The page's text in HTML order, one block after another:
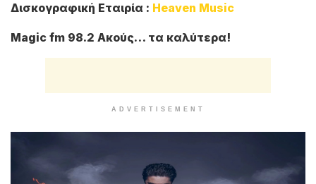
Δισκογραφική Εταιρία : Heaven Music
Magic fm 98.2 Ακούς… τα καλύτερα!
ADVERTISEMENT